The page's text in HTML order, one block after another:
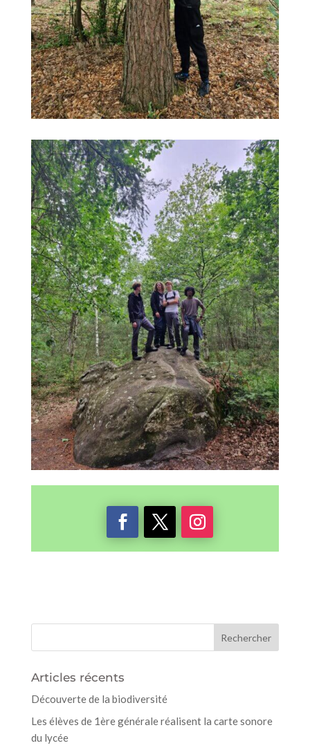
Articles récents
Découverte de la biodiversité
Les élèves de 1ère générale réalisent la carte sonore
du lycée